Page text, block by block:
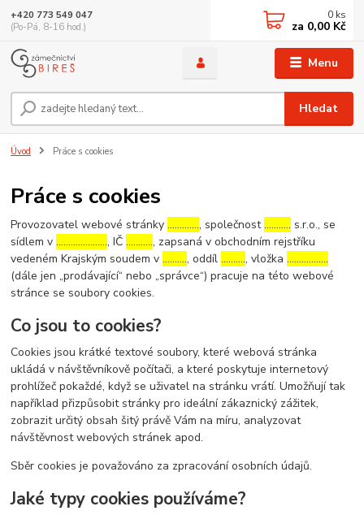
Menu
Hledat
+420 773 549 047
(Po-Pá, 8-16 hod.)
0 ks
za 0,00 Kč
Úvod Práce s cookies
Práce s cookies
Provozovatel webové stránky…………., společnost……….. s.r.o., se
sídlem v…………………, IČ……….., zapsaná v obchodním rejstříku
vedeném Krajským soudem v………., oddíl………., vložka……………..
(dále jen „prodávající“ nebo „správce“) pracuje na této webové
stránce se soubory cookies.
Co jsou to cookies?
Cookies jsou krátké textové soubory, které webová stránka
ukládá v návštěvníkově počítači, a které poskytuje internetový
prohlížeč pokaždé, když se uživatel na stránku vrátí. Umožňují tak
například přizpůsobit stránky pro ideální zákaznický zážitek,
zobrazit určitý obsah šitý právě Vám na míru, analyzovat
návštěvnost webových stránek apod.
Sběr cookies je považováno za zpracování osobních údajů.
Jaké typy cookies používáme?